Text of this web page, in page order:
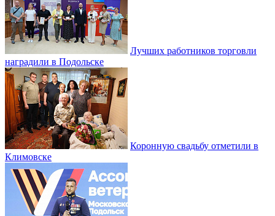
Лучших работников торговли
наградили в Подольске
Коронную свадьбу отметили в
Климовске